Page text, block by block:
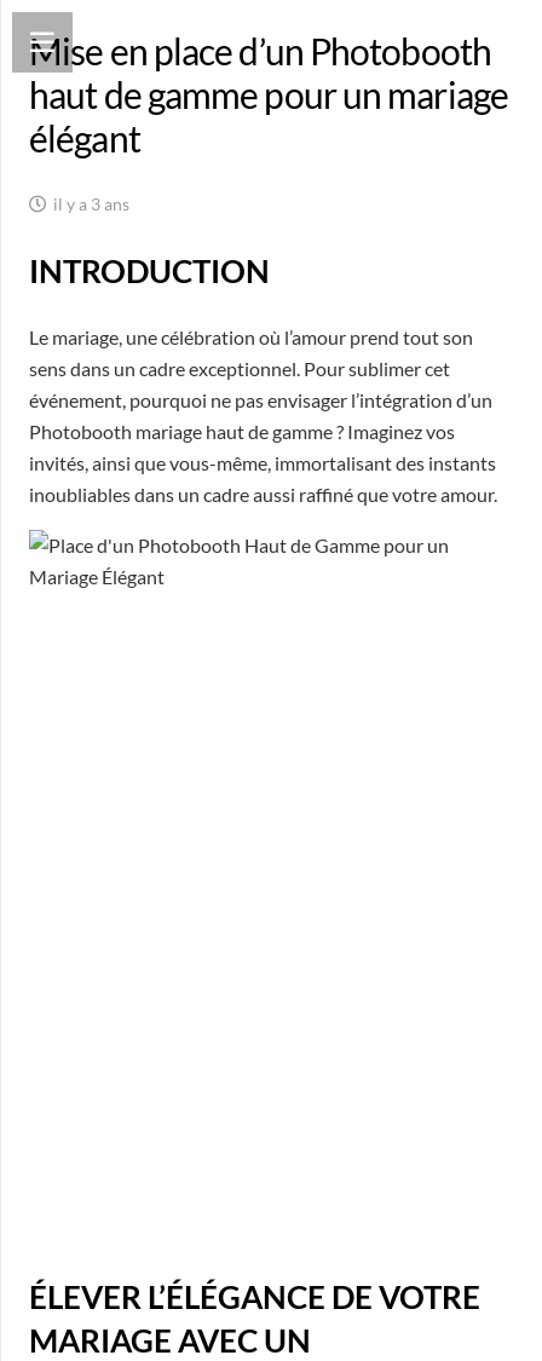
Mise en place d’un Photobooth
haut de gamme pour un mariage
élégant
il y a 3 ans
INTRODUCTION
Le mariage, une célébration où l’amour prend tout son
sens dans un cadre exceptionnel. Pour sublimer cet
événement, pourquoi ne pas envisager l’intégration d’un
Photobooth mariage haut de gamme ? Imaginez vos
invités, ainsi que vous-même, immortalisant des instants
inoubliables dans un cadre aussi raffiné que votre amour.
ÉLEVER L’ÉLÉGANCE DE VOTRE
MARIAGE AVEC UN